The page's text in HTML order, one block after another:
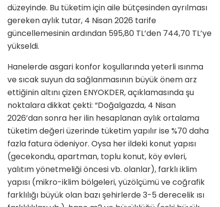
düzeyinde. Bu tüketim için aile bütçesinden ayrılması
gereken aylık tutar, 4 Nisan 2026 tarife
güncellemesinin ardından 595,80 TL’den 744,70 TL’ye
yükseldi.
Hanelerde asgari konfor koşullarında yeterli ısınma
ve sıcak suyun da sağlanmasının büyük önem arz
ettiğinin altını çizen ENYOKDER, açıklamasında şu
noktalara dikkat çekti: “Doğalgazda, 4 Nisan
2026’dan sonra her ilin hesaplanan aylık ortalama
tüketim değeri üzerinde tüketim yapılır ise %70 daha
fazla fatura ödeniyor. Oysa her ildeki konut yapısı
(gecekondu, apartman, toplu konut, köy evleri,
yalıtım yönetmeliği öncesi vb. olanlar), farklı iklim
yapısı (mikro-iklim bölgeleri, yüzölçümü ve coğrafik
farklılığı büyük olan bazı şehirlerde 3-5 derecelik ısı